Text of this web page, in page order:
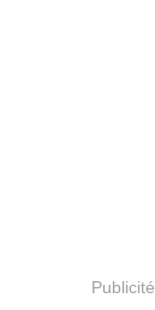
Publicité